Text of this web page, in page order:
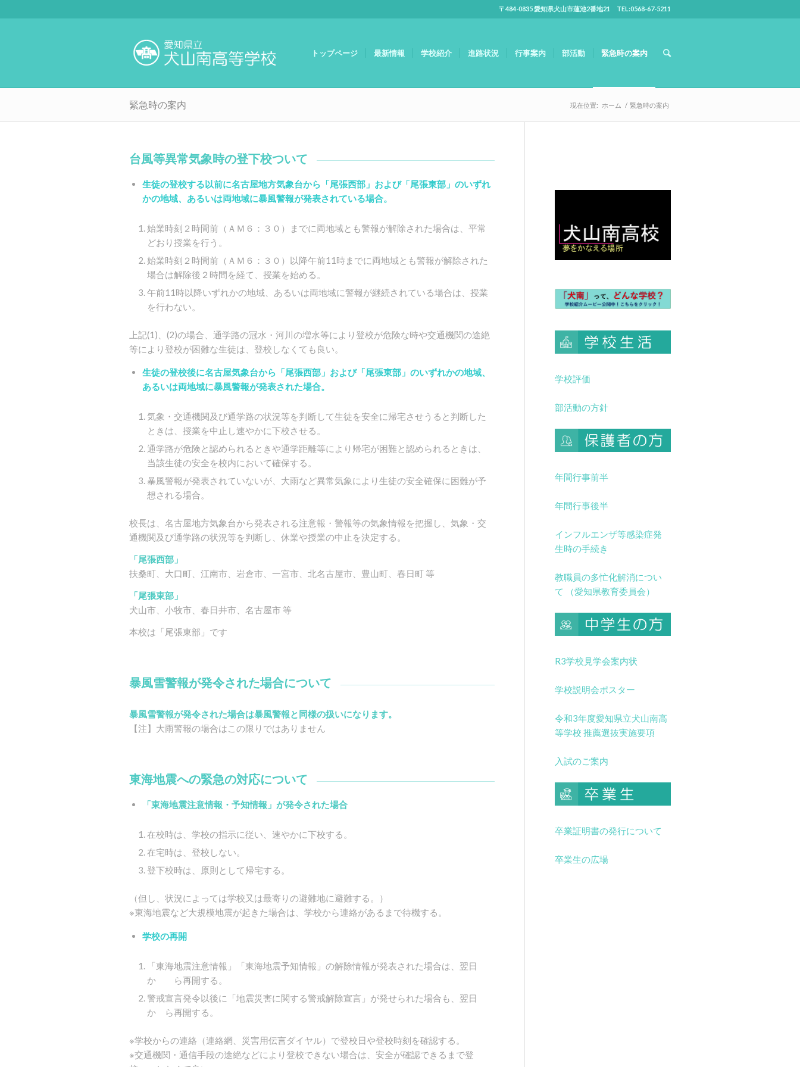
〒484-0835 愛知県犬山市蓮池2番地21 TEL:0568-67-5211
トップページ 最新情報 学校紹介 進路状況 行事案内 部活動 緊急時の案内
緊急時の案内 現在位置: ホーム / 緊急時の案内
台風等異常気象時の登下校ついて
生徒の登校する以前に名古屋地方気象台から「尾張西部」および「尾張東部」のいずれ
かの地域、あるいは両地域に暴風警報が発表されている場合。
始業時刻２時間前（ＡＭ６：３０）までに両地域とも警報が解除された場合は、平常
どおり授業を行う。
始業時刻２時間前（ＡＭ６：３０）以降午前11時までに両地域とも警報が解除された
場合は解除後２時間を経て、授業を始める。
午前11時以降いずれかの地域、あるいは両地域に警報が継続されている場合は、授業
を行わない。
上記(1)、(2)の場合、通学路の冠水・河川の増水等により登校が危険な時や交通機関の途絶
等により登校が困難な生徒は、登校しなくても良い。
生徒の登校後に名古屋気象台から「尾張西部」および「尾張東部」のいずれかの地域、
あるいは両地域に暴風警報が発表された場合。
気象・交通機関及び通学路の状況等を判断して生徒を安全に帰宅させうると判断した
ときは、授業を中止し速やかに下校させる。
通学路が危険と認められるときや通学距離等により帰宅が困難と認められるときは、
当該生徒の安全を校内において確保する。
暴風警報が発表されていないが、大雨など異常気象により生徒の安全確保に困難が予
想される場合。
校長は、名古屋地方気象台から発表される注意報・警報等の気象情報を把握し、気象・交
通機関及び通学路の状況等を判断し、休業や授業の中止を決定する。
「尾張西部」
扶桑町、大口町、江南市、岩倉市、一宮市、北名古屋市、豊山町、春日町 等
「尾張東部」
犬山市、小牧市、春日井市、名古屋市 等
本校は「尾張東部」です
暴風雪警報が発令された場合について
暴風雪警報が発令された場合は暴風警報と同様の扱いになります。
【注】大雨警報の場合はこの限りではありません
東海地震への緊急の対応について
「東海地震注意情報・予知情報」が発令された場合
在校時は、学校の指示に従い、速やかに下校する。
在宅時は、登校しない。
登下校時は、原則として帰宅する。
（但し、状況によっては学校又は最寄りの避難地に避難する。）
※東海地震など大規模地震が起きた場合は、学校から連絡があるまで待機する。
学校の再開
「東海地震注意情報」「東海地震予知情報」の解除情報が発表された場合は、翌日
か ら再開する。
警戒宣言発令以後に「地震災害に関する警戒解除宣言」が発せられた場合も、翌日
か ら再開する。
※学校からの連絡（連絡網、災害用伝言ダイヤル）で登校日や登校時刻を確認する。
※交通機関・通信手段の途絶などにより登校できない場合は、安全が確認できるまで登
学校評価
部活動の方針
年間行事前半
年間行事後半
インフルエンザ等感染症発
生時の手続き
教職員の多忙化解消につい
て （愛知県教育委員会）
R3学校見学会案内状
学校説明会ポスター
令和3年度愛知県立犬山南高
等学校 推薦選抜実施要項
入試のご案内
卒業証明書の発行について
卒業生の広場